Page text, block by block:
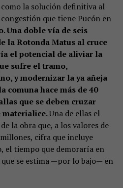
la solución definitiva al
que tiene Pucón en
Una doble vía de seis
la Rotonda Matus al cruce
el potencial de aliviar la
sufre el tramo,
y modernizar la ya añeja
comuna hace más de 40
que se deben cruzar
materialice.Una de ellas el
la obra que, a los valores de
cifra que incluye
el tiempo que demoraría en
se estima —por lo bajo— en